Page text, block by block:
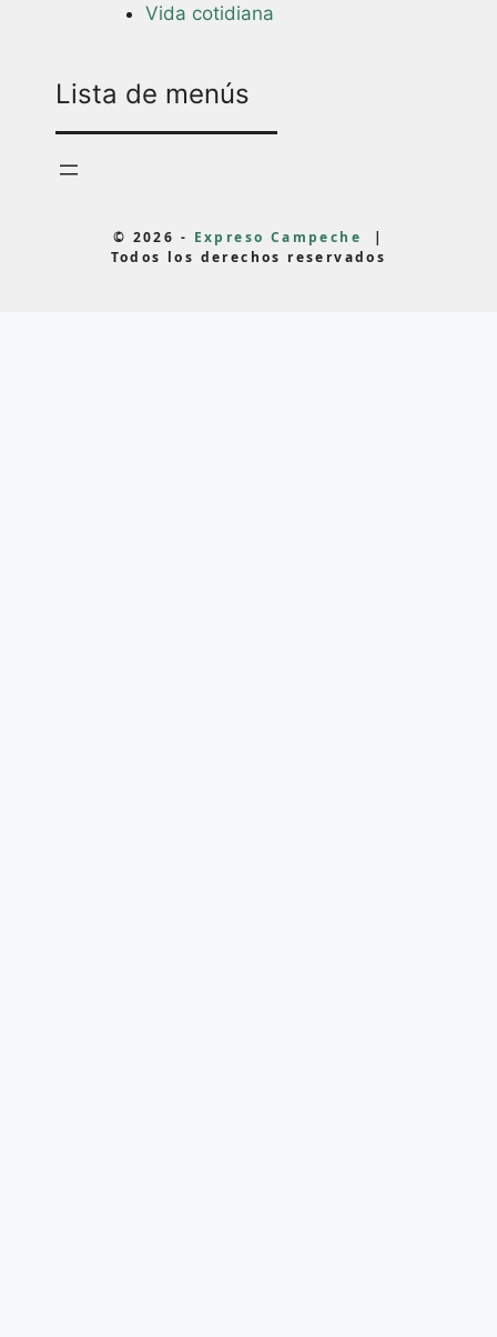
Vida cotidiana
Lista de menús
© 2026 - Expreso Campeche
|
Todos los derechos reservados